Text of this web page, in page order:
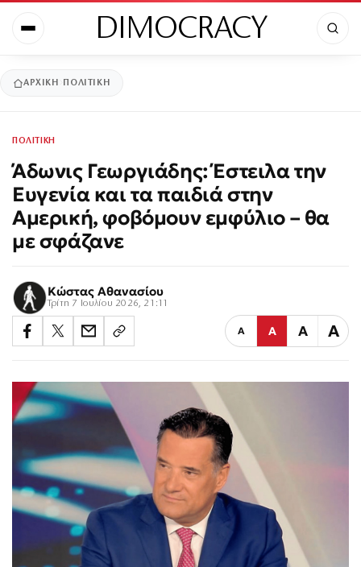
DIMOCRACY
ΑΡΧΙΚΉ ΠΟΛΙΤΙΚΗ
ΠΟΛΙΤΙΚΗ
Άδωνις Γεωργιάδης: Έστειλα την
Ευγενία και τα παιδιά στην
Αμερική, φοβόμουν εμφύλιο – θα
με σφάζανε
Κώστας Αθανασίου
Τρίτη 7 Ιουλίου 2026, 21:11
Α Α Α Α